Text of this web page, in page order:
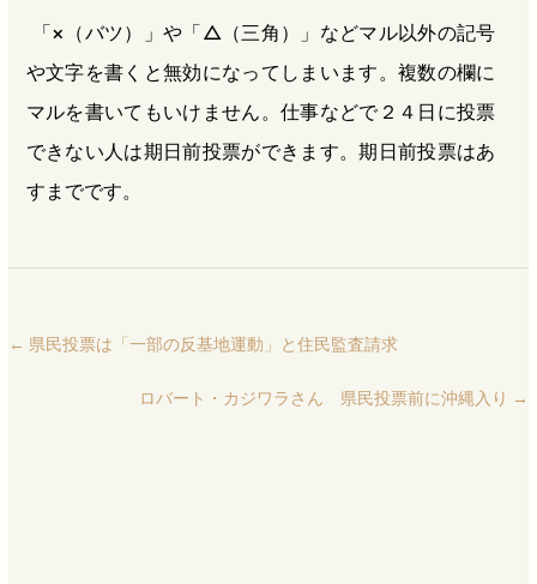
「×（バツ）」や「△（三角）」などマル以外の記号
や文字を書くと無効になってしまいます。複数の欄に
マルを書いてもいけません。仕事などで２４日に投票
できない人は期日前投票ができます。期日前投票はあ
すまでです。
← 県民投票は「一部の反基地運動」と住民監査請求
ロバート・カジワラさん 県民投票前に沖縄入り →